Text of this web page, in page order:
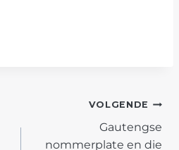
VOLGENDE
Gautengse
nommerplate en die